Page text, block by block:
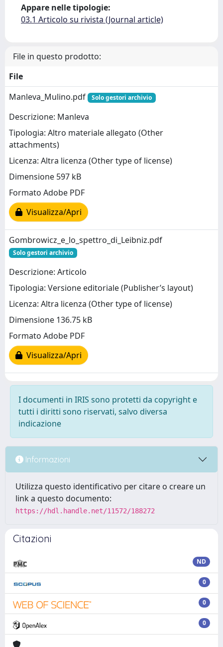
Appare nelle tipologie:
03.1 Articolo su rivista (Journal article)
File in questo prodotto:
File
Manleva_Mulino.pdf
Solo gestori archivio
Descrizione: Manleva
Tipologia: Altro materiale allegato (Other
attachments)
Licenza: Altra licenza (Other type of license)
Dimensione 597 kB
Formato Adobe PDF
Visualizza/Apri
Gombrowicz_e_lo_spettro_di_Leibniz.pdf
Solo gestori archivio
Descrizione: Articolo
Tipologia: Versione editoriale (Publisher’s layout)
Licenza: Altra licenza (Other type of license)
Dimensione 136.75 kB
Formato Adobe PDF
Visualizza/Apri
I documenti in IRIS sono protetti da copyright e
tutti i diritti sono riservati, salvo diversa
indicazione
Informazioni
Utilizza questo identificativo per citare o creare un
link a questo documento:
https://hdl.handle.net/11572/188272
Citazioni
ND
0
0
0